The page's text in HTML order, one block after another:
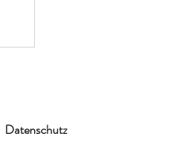
Datenschutz